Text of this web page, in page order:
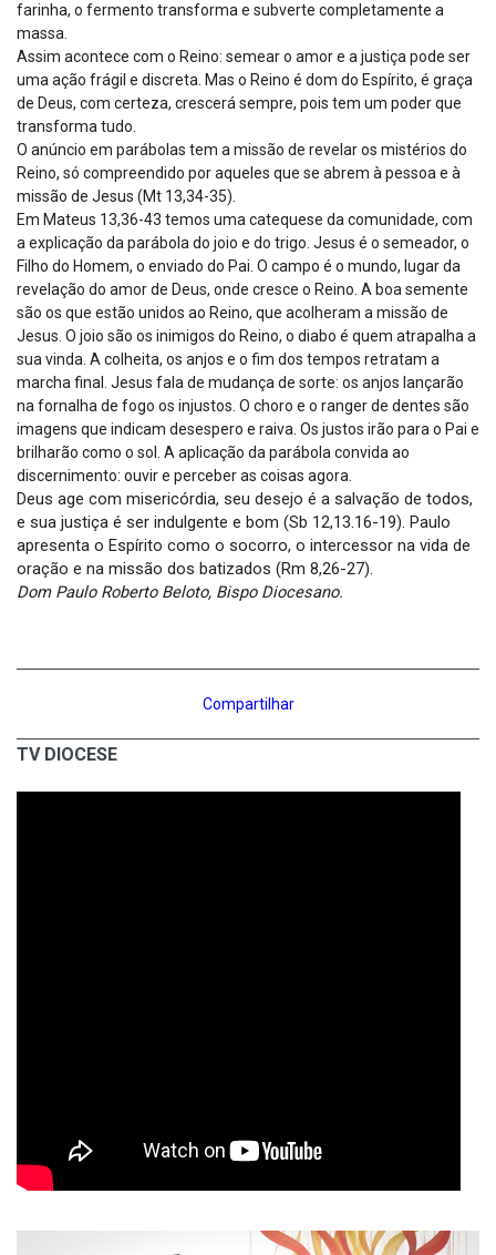
farinha, o fermento transforma e subverte completamente a
massa.
Assim acontece com o Reino: semear o amor e a justiça pode ser
uma ação frágil e discreta. Mas o Reino é dom do Espírito, é graça
de Deus, com certeza, crescerá sempre, pois tem um poder que
transforma tudo.
O anúncio em parábolas tem a missão de revelar os mistérios do
Reino, só compreendido por aqueles que se abrem à pessoa e à
missão de Jesus (Mt 13,34-35).
Em Mateus 13,36-43 temos uma catequese da comunidade, com
a explicação da parábola do joio e do trigo. Jesus é o semeador, o
Filho do Homem, o enviado do Pai. O campo é o mundo, lugar da
revelação do amor de Deus, onde cresce o Reino. A boa semente
são os que estão unidos ao Reino, que acolheram a missão de
Jesus. O joio são os inimigos do Reino, o diabo é quem atrapalha a
sua vinda. A colheita, os anjos e o fim dos tempos retratam a
marcha final. Jesus fala de mudança de sorte: os anjos lançarão
na fornalha de fogo os injustos. O choro e o ranger de dentes são
imagens que indicam desespero e raiva. Os justos irão para o Pai e
brilharão como o sol. A aplicação da parábola convida ao
discernimento: ouvir e perceber as coisas agora.
Deus age com misericórdia, seu desejo é a salvação de todos,
e sua justiça é ser indulgente e bom (Sb 12,13.16-19). Paulo
apresenta o Espírito como o socorro, o intercessor na vida de
oração e na missão dos batizados (Rm 8,26-27).
Dom Paulo Roberto Beloto, Bispo Diocesano.
Compartilhar
TV DIOCESE